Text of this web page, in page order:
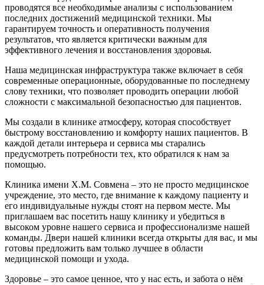
проводятся все необходимые анализы с использованием
последних достижений медицинской техники. Мы
гарантируем точность и оперативность получения
результатов, что является критически важным для
эффективного лечения и восстановления здоровья.
Наша медицинская инфраструктура также включает в себя
современные операционные, оборудованные по последнему
слову техники, что позволяет проводить операции любой
сложности с максимальной безопасностью для пациентов.
Мы создали в клинике атмосферу, которая способствует
быстрому восстановлению и комфорту наших пациентов. В
каждой детали интерьера и сервиса мы старались
предусмотреть потребности тех, кто обратился к нам за
помощью.
Клиника имени Х.М. Совмена – это не просто медицинское
учреждение, это место, где внимание к каждому пациенту и
его индивидуальные нужды стоят на первом месте. Мы
приглашаем вас посетить нашу клинику и убедиться в
высоком уровне нашего сервиса и профессионализме нашей
команды. Двери нашей клиники всегда открыты для вас, и мы
готовы предложить вам только лучшее в области
медицинской помощи и ухода.
Здоровье – это самое ценное, что у нас есть, и забота о нём